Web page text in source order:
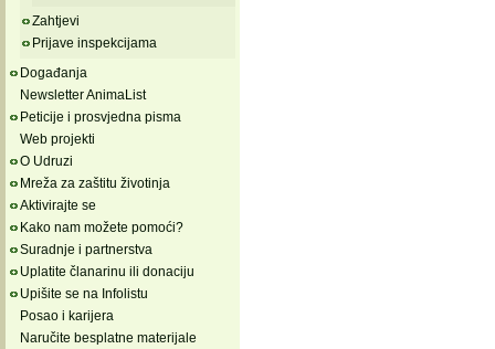
Zahtjevi
Prijave inspekcijama
Događanja
Newsletter AnimaList
Peticije i prosvjedna pisma
Web projekti
O Udruzi
Mreža za zaštitu životinja
Aktivirajte se
Kako nam možete pomoći?
Suradnje i partnerstva
Uplatite članarinu ili donaciju
Upišite se na Infolistu
Posao i karijera
Naručite besplatne materijale